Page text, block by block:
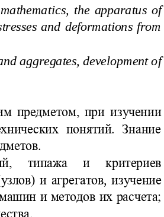
tics,  the  apparatus  of
and  deformations  from
aggregates, development of
предметом, при изучении
понятий.  Знание
типажа  и  критериев
и агрегатов изучение
и методов их расчета;